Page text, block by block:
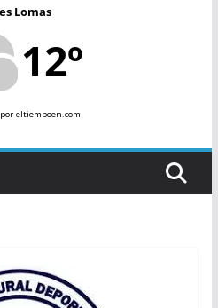
Lomas
12º
eltiempoen.com